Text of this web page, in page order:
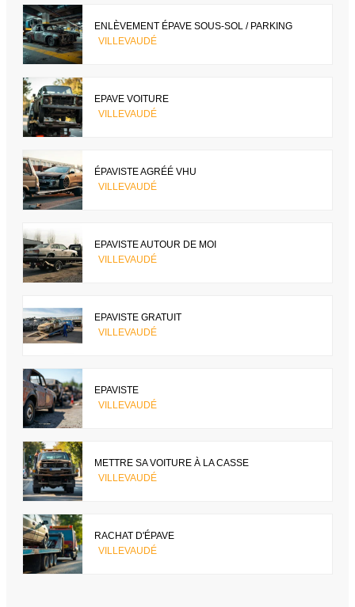
ENLÈVEMENT ÉPAVE SOUS-SOL / PARKING
VILLEVAUDÉ
EPAVE VOITURE
VILLEVAUDÉ
ÉPAVISTE AGRÉÉ VHU
VILLEVAUDÉ
EPAVISTE AUTOUR DE MOI
VILLEVAUDÉ
EPAVISTE GRATUIT
VILLEVAUDÉ
EPAVISTE
VILLEVAUDÉ
METTRE SA VOITURE À LA CASSE
VILLEVAUDÉ
RACHAT D'ÉPAVE
VILLEVAUDÉ